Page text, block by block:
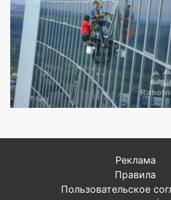
Реклама
Правила
Пользовательское